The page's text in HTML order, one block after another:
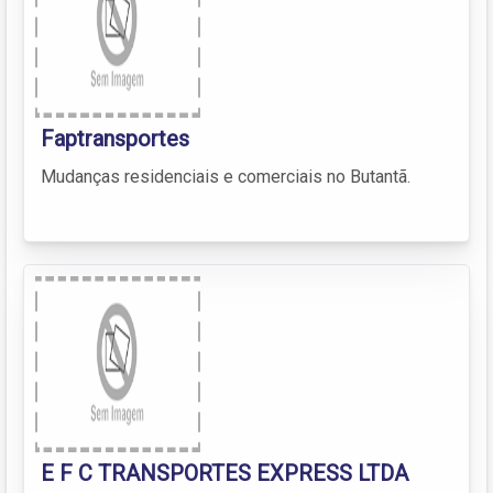
Faptransportes
Mudanças residenciais e comerciais no Butantã.
E F C TRANSPORTES EXPRESS LTDA